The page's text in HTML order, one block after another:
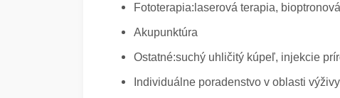
Fototerapia:laserová terapia,
Akupunktúra
Ostatné:suchý uhličitý kúpeľ, injekcie
Individuálne poradenstvo v oblasti výživy